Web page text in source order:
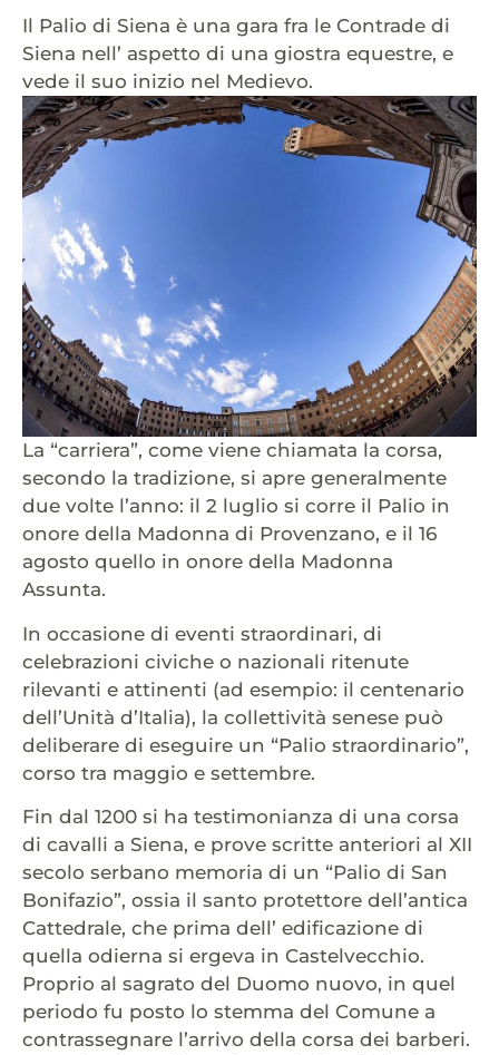
Il Palio di Siena è una gara fra le Contrade di
Siena nell’ aspetto di una giostra equestre, e
vede il suo inizio nel Medievo.
La “carriera”, come viene chiamata la corsa,
secondo la tradizione, si apre generalmente
due volte l’anno: il 2 luglio si corre il Palio in
onore della Madonna di Provenzano, e il 16
agosto quello in onore della Madonna
Assunta.
In occasione di eventi straordinari, di
celebrazioni civiche o nazionali ritenute
rilevanti e attinenti (ad esempio: il centenario
dell’Unità d’Italia), la collettività senese può
deliberare di eseguire un “Palio straordinario”,
corso tra maggio e settembre.
Fin dal 1200 si ha testimonianza di una corsa
di cavalli a Siena, e prove scritte anteriori al XII
secolo serbano memoria di un “Palio di San
Bonifazio”, ossia il santo protettore dell’antica
Cattedrale, che prima dell’ edificazione di
quella odierna si ergeva in Castelvecchio.
Proprio al sagrato del Duomo nuovo, in quel
periodo fu posto lo stemma del Comune a
contrassegnare l’arrivo della corsa dei barberi.